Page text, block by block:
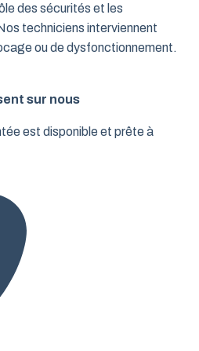
des sécurités et les
techniciens interviennent
ou de dysfonctionnement.
sur nous
est disponible et prête à